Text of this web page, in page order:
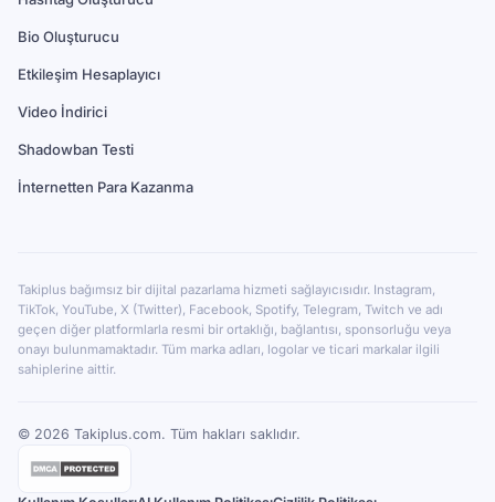
Bio Oluşturucu
Etkileşim Hesaplayıcı
Video İndirici
Shadowban Testi
İnternetten Para Kazanma
Takiplus bağımsız bir dijital pazarlama hizmeti sağlayıcısıdır. Instagram,
TikTok, YouTube, X (Twitter), Facebook, Spotify, Telegram, Twitch ve adı
geçen diğer platformlarla resmi bir ortaklığı, bağlantısı, sponsorluğu veya
onayı bulunmamaktadır. Tüm marka adları, logolar ve ticari markalar ilgili
sahiplerine aittir.
© 2026 Takiplus.com. Tüm hakları saklıdır.